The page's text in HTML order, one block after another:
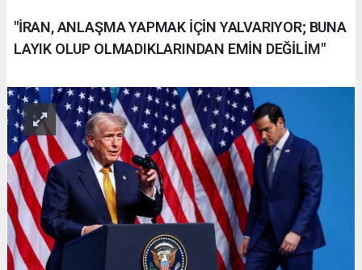
"İRAN, ANLAŞMA YAPMAK İÇİN YALVARIYOR; BUNA
LAYIK OLUP OLMADIKLARINDAN EMİN DEĞİLİM"